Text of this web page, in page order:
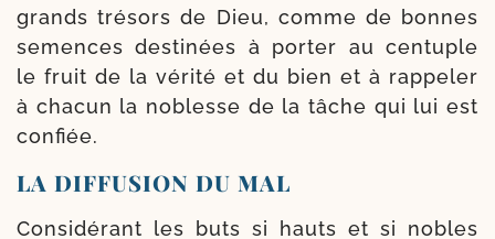
grands tré­sors de Dieu, comme de bonnes
semences des­ti­nées à por­ter au cen­tuple
le fruit de la véri­té et du bien et à rap­pe­ler
à cha­cun la noblesse de la tâche qui lui est
confiée.
LA DIFFUSION DU MAL
Considérant les buts si hauts et si nobles